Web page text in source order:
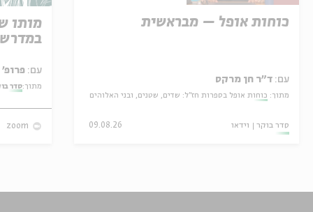
כוחות אופל – מבראשית
עם: ד"ר חן מרקס
מתוך: כוחות אופל בספרות חז"ל: שדים, שטנים, ובני האלוהים
סדר בוקר וידאו 09.08.26
מותו
עם: פרופ' אביגדור שנאן
מתוך:סדר
zoom